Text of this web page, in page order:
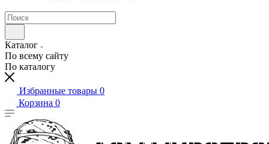
Каталог
По всему сайту
По каталогу
Избранные товары 0
Корзина 0